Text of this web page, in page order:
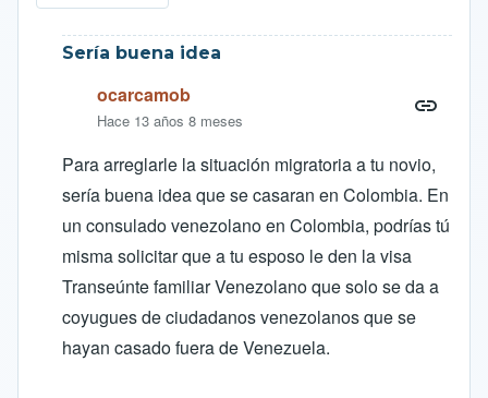
Sería buena idea
ocarcamob
Hace 13 años 8 meses
Para arreglarle la situación migratoria a tu novio,
sería buena idea que se casaran en Colombia. En
un consulado venezolano en Colombia, podrías tú
misma solicitar que a tu esposo le den la visa
Transeúnte familiar Venezolano que solo se da a
coyugues de ciudadanos venezolanos que se
hayan casado fuera de Venezuela.